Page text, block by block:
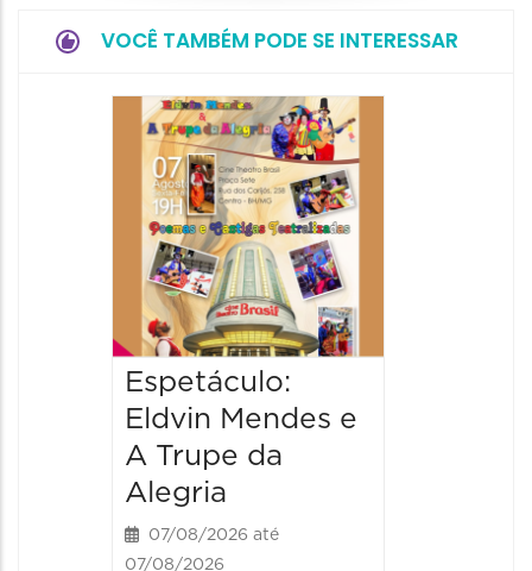
VOCÊ TAMBÉM PODE SE INTERESSAR
Espetáculo:
Eldvin Mendes e
A Trupe da
Alegria
07/08/2026 até
07/08/2026